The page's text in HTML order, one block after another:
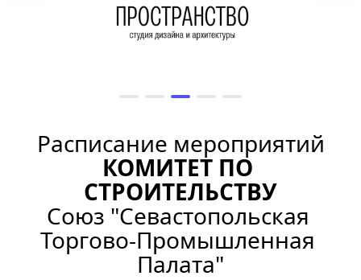
Расписание мероприятий
КОМИТЕТ ПО
СТРОИТЕЛЬСТВУ
Союз "Севастопольская
Торгово-Промышленная
Палата"